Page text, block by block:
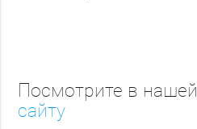
Посмотрите в нашей
сайту